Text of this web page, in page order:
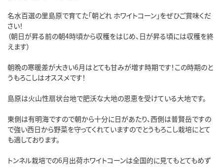
名水百選の里島原で育てた「朝どれ ホワイトコーン」をぜひご賞味くだ
さい！
（朝日が昇る前の朝4時頃から収穫をはじめ、日が昇る頃には収穫を終
えます）
朝晩の寒暖差が大きい6月はとても甘みが増す時期です！この時期のと
うもろこしはオススメです！
島原は火山性扇状台地で肥沃な大地の恩恵を受けている大地です。
東側は有明海ですので朝から十分に日があたり、西側は普賢岳ですの
で強い西日から野菜を守ってくれていますのでとうもろこし栽培にとて
も適しております。
トンネル栽培での6月出荷ホワイトコーンは全国的に見てもとてもめず